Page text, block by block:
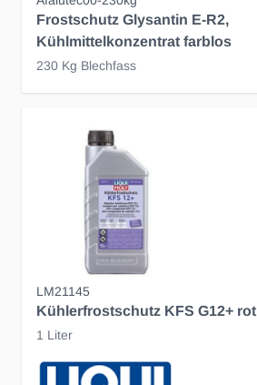
Frostschutz Glysantin E-R2,
Kühlmittelkonzentrat farblos
230 Kg Blechfass
LM21145
Kühlerfrostschutz KFS G12+ rot
1 Liter